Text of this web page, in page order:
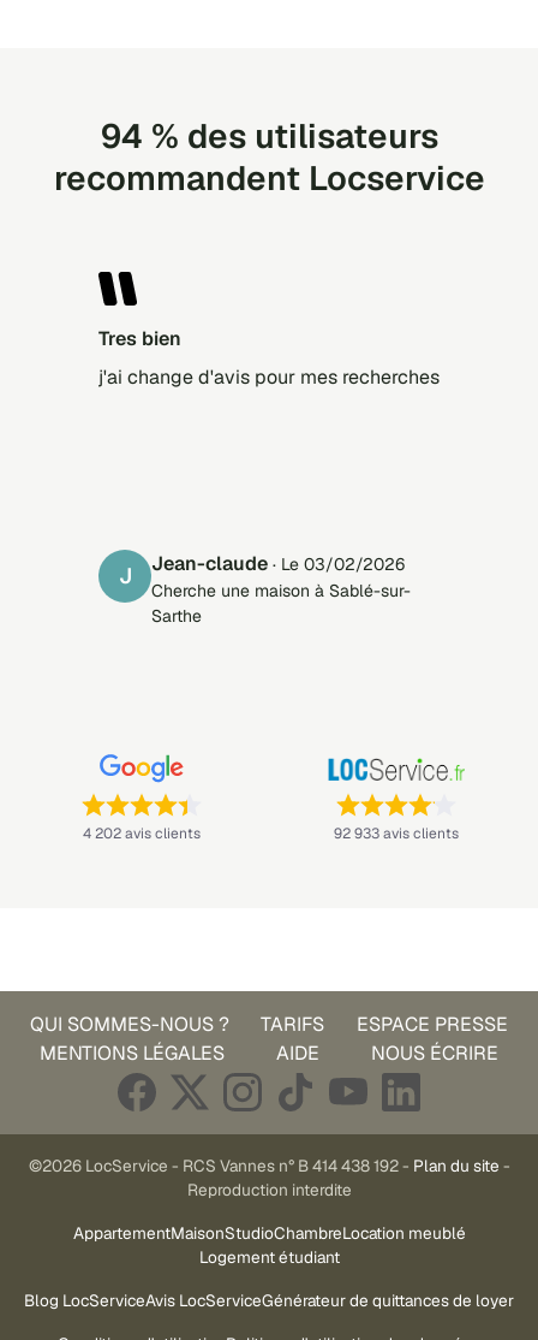
94 % des utilisateurs
recommandent Locservice
tres bien
j'ai change d'avis pour mes recherches
J jean-claude · Le 03/02/2026
Cherche une maison à Sablé-sur-
Sarthe
Note : 4,4 sur 5 —
4 202 avis clients Note : 4,1 sur 5 —
92 933 avis clients
QUI SOMMES-NOUS ? TARIFS
ESPACE PRESSE
MENTIONS LÉGALES
AIDE NOUS ÉCRIRE
©2026 LocService - RCS Vannes n° B 414 438 192 - Plan du site -
Reproduction interdite
AppartementMaisonStudioChambreLocation meublé
Logement étudiant
Blog LocServiceAvis LocServiceGénérateur de quittances de loyer